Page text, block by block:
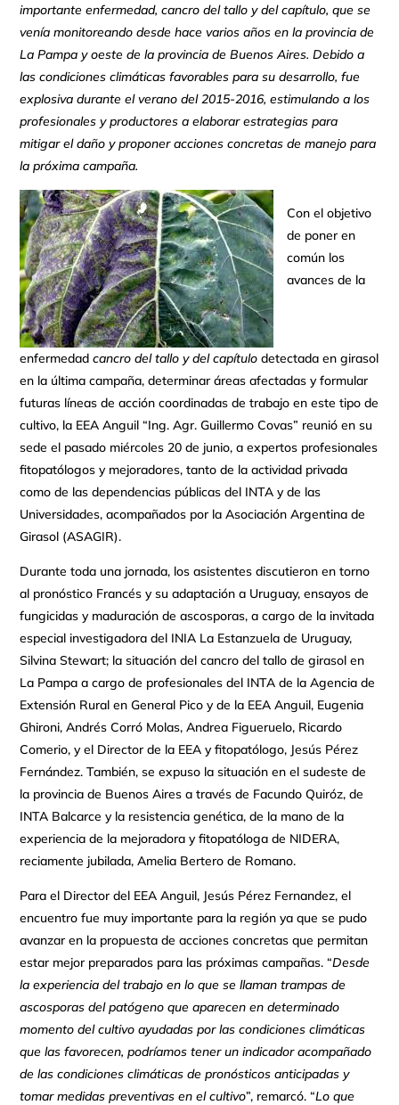
importante enfermedad, cancro del tallo y del capítulo, que se
venía monitoreando desde hace varios años en la provincia de
La Pampa y oeste de la provincia de Buenos Aires. Debido a
las condiciones climáticas favorables para su desarrollo, fue
explosiva durante el verano del 2015-2016, estimulando a los
profesionales y productores a elaborar estrategias para
mitigar el daño y proponer acciones concretas de manejo para
la próxima campaña.
Con el objetivo
de poner en
común los
avances de la
enfermedadcancro del tallo y del capítulo detectada en girasol
en la última campaña, determinar áreas afectadas y formular
futuras líneas de acción coordinadas de trabajo en este tipo de
cultivo, la EEA Anguil “Ing. Agr. Guillermo Covas” reunió en su
sede el pasado miércoles 20 de junio, a expertos profesionales
fitopatólogos y mejoradores, tanto de la actividad privada
como de las dependencias públicas del INTA y de las
Universidades, acompañados por la Asociación Argentina de
Girasol (ASAGIR).
Durante toda una jornada, los asistentes discutieron en torno
al pronóstico Francés y su adaptación a Uruguay, ensayos de
fungicidas y maduración de ascosporas, a cargo de la invitada
especial investigadora del INIA La Estanzuela de Uruguay,
Silvina Stewart; la situación del cancro del tallo de girasol en
La Pampa a cargo de profesionales del INTA de la Agencia de
Extensión Rural en General Pico y de la EEA Anguil, Eugenia
Ghironi, Andrés Corró Molas, Andrea Figueruelo, Ricardo
Comerio, y el Director de la EEA y fitopatólogo, Jesús Pérez
Fernández. También, se expuso la situación en el sudeste de
la provincia de Buenos Aires a través de Facundo Quiróz, de
INTA Balcarce y la resistencia genética, de la mano de la
experiencia de la mejoradora y fitopatóloga de NIDERA,
reciamente jubilada, Amelia Bertero de Romano.
Para el Director del EEA Anguil, Jesús Pérez Fernandez, el
encuentro fue muy importante para la región ya que se pudo
avanzar en la propuesta de acciones concretas que permitan
estar mejor preparados para las próximas campañas. “Desde
la experiencia del trabajo en lo que se llaman trampas de
ascosporas del patógeno que aparecen en determinado
momento del cultivo ayudadas por las condiciones climáticas
que las favorecen, podríamos tener un indicador acompañado
de las condiciones climáticas de pronósticos anticipadas y
tomar medidas preventivas en el cultivo”, remarcó. “Lo que